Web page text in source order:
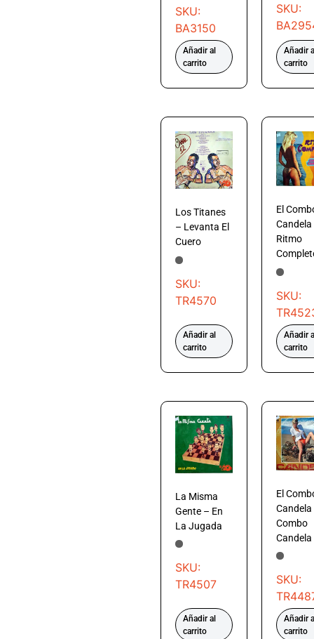
SKU:
BA3150
Añadir al
carrito
SKU:
Añadir
carrito
Los Titanes
– Levanta El
Cuero
SKU:
TR4570
Añadir al
carrito
El
Candela
Ritmo
SKU:
Añadir
carrito
La Misma
Gente – En
La Jugada
SKU:
TR4507
Añadir al
carrito
El
Candela
Combo
Candela
SKU:
Añadir
carrito